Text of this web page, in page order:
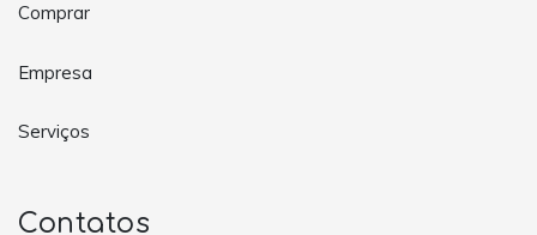
Comprar
Empresa
Serviços
Contatos